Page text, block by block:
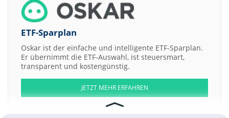
ETF-Sparplan
Oskar ist der einfache und intelligente ETF-Sparplan.
Er übernimmt die ETF-Auswahl, ist steuersmart,
transparent und kostengünstig.
JETZT MEHR ERFAHREN